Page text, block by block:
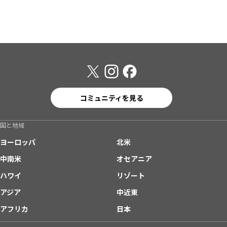
コミュニティを見る
国と地域
ヨーロッパ
北米
中南米
オセアニア
ハワイ
リゾート
アジア
中近東
アフリカ
日本